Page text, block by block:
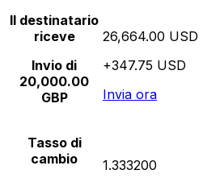
Il destinatario
riceve
Invio di
20,000.00
GBP
26,664.00 USD
+347.75 USD
Invia ora
Tasso di
cambio
1.333200